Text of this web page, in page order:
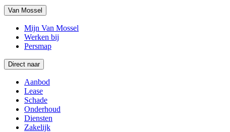
Van Mossel
Mijn Van Mossel
Werken bij
Persmap
Direct naar
Aanbod
Lease
Schade
Onderhoud
Diensten
Zakelijk